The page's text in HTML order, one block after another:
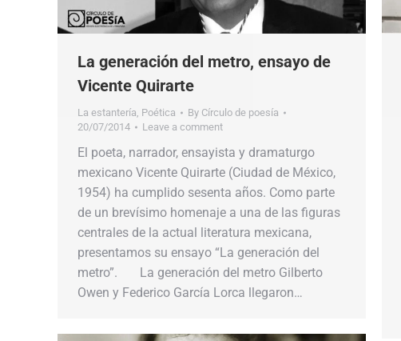
La generación del metro, ensayo de
Vicente Quirarte
La estantería Poética By Círculo de poesía
20/07/2014
Leave a comment
El poeta, narrador, ensayista y dramaturgo
mexicano Vicente Quirarte (Ciudad de México,
1954) ha cumplido sesenta años. Como parte
de un brevísimo homenaje a una de las figuras
centrales de la actual literatura mexicana,
presentamos su ensayo “La generación del
metro”. La generación del metro Gilberto
Owen y Federico García Lorca llegaron…